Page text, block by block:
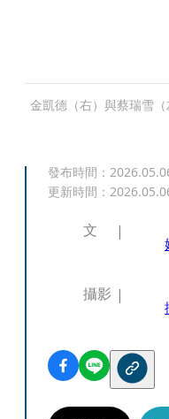
金凱德（右）與蔡瑞雪
發布時間：
更新時間：
文
攝影